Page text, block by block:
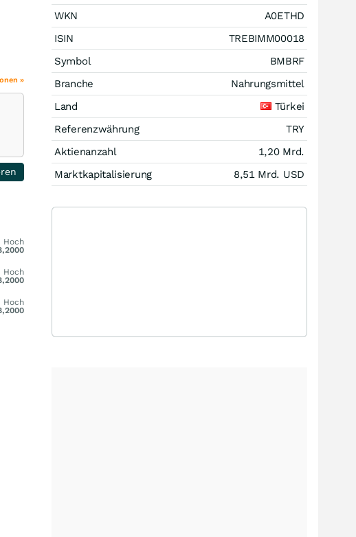
»
Hoch
Hoch
Hoch
WKN
A0ETHD
ISIN
TREBIMM00018
Symbol
BMBRF
Branche
Nahrungsmittel
Land
Türkei
Referenzwährung
TRY
Aktienanzahl
1,20 Mrd.
Marktkapitalisierung
8,51 Mrd. USD